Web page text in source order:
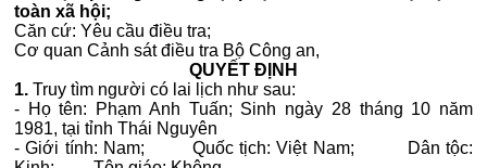
toàn xã hội;
Căn cứ: Yêu cầu điều tra;
Cơ quan Cảnh sát điều tra Bộ Công an,
QUYẾT ĐỊNH
1. Truy tìm người có lai lịch như sau:
- Họ tên:
Phạm Anh Tuấn; Sinh ngày 28 tháng 10 năm
1981, tại tỉnh Thái Nguyên
- Giới tính: Nam; Quốc tịch: Việt Nam;
Dân tộc: